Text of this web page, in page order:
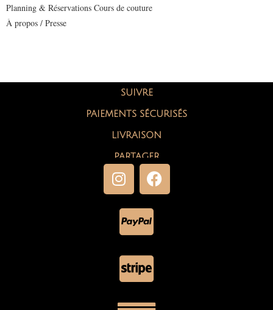
Planning & Réservations Cours de couture
À propos / Presse
SUIVRE
PAIEMENTS SÉCURISÉS
LIVRAISON
PARTAGER